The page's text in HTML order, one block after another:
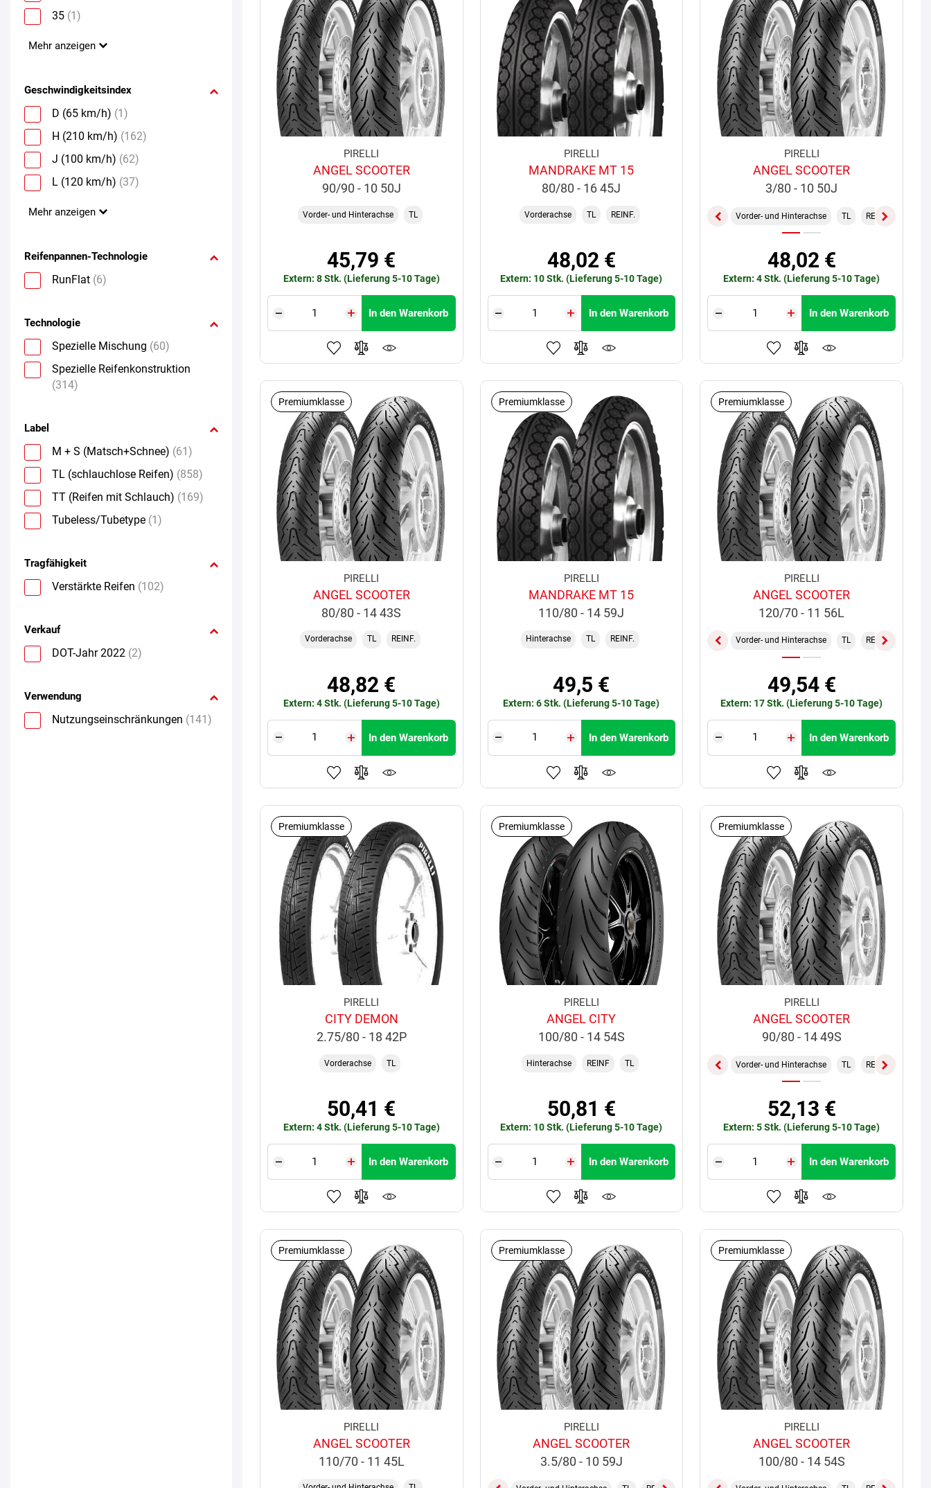
35 (1)
Mehr anzeigen
Geschwindigkeitsindex
D (65 km/h) (1)
H (210 km/h) (162)
J (100 km/h) (62)
L (120 km/h) (37)
Mehr anzeigen
Reifenpannen-Technologie
RunFlat (6)
Technologie
Spezielle Mischung (60)
Spezielle Reifenkonstruktion
(314)
Label
M + S (Matsch+Schnee) (61)
TL (schlauchlose Reifen) (858)
TT (Reifen mit Schlauch) (169)
Tubeless/Tubetype (1)
Tragfähigkeit
Verstärkte Reifen (102)
Verkauf
DOT-Jahr 2022 (2)
Verwendung
Nutzungseinschränkungen (141)
PIRELLI
ANGEL SCOOTER
90/90 - 10 50J
Vorder- und Hinterachse TL
45,79 €
Extern: 8 Stk. (Lieferung 5-10 Tage)
In den Warenkorb
PIRELLI
MANDRAKE MT 15
80/80 - 16 45J
Vorderachse TL REINF.
48,02 €
Extern: 10 Stk. (Lieferung 5-10 Tage)
In den Warenkorb
PIRELLI
ANGEL SCOOTER
3/80 - 10 50J
Vorder- und Hinterachse TL REINF.
48,02 €
Extern: 4 Stk. (Lieferung 5-10 Tage)
In den Warenkorb
Premiumklasse
PIRELLI
ANGEL SCOOTER
80/80 - 14 43S
Vorderachse TL REINF.
48,82 €
Extern: 4 Stk. (Lieferung 5-10 Tage)
In den Warenkorb
Premiumklasse
PIRELLI
MANDRAKE MT 15
110/80 - 14 59J
Hinterachse TL REINF.
49,5 €
Extern: 6 Stk. (Lieferung 5-10 Tage)
In den Warenkorb
Premiumklasse
PIRELLI
ANGEL SCOOTER
120/70 - 11 56L
Vorder- und Hinterachse TL REINF.
49,54 €
Extern: 17 Stk. (Lieferung 5-10 Tage)
In den Warenkorb
Premiumklasse
PIRELLI
CITY DEMON
2.75/80 - 18 42P
Vorderachse TL
50,41 €
Extern: 4 Stk. (Lieferung 5-10 Tage)
In den Warenkorb
Premiumklasse
PIRELLI
ANGEL CITY
100/80 - 14 54S
Hinterachse REINF TL
50,81 €
Extern: 10 Stk. (Lieferung 5-10 Tage)
In den Warenkorb
Premiumklasse
PIRELLI
ANGEL SCOOTER
90/80 - 14 49S
Vorder- und Hinterachse TL REINF.
52,13 €
Extern: 5 Stk. (Lieferung 5-10 Tage)
In den Warenkorb
Premiumklasse
PIRELLI
ANGEL SCOOTER
110/70 - 11 45L
Premiumklasse
PIRELLI
ANGEL SCOOTER
3.5/80 - 10 59J
Premiumklasse
PIRELLI
ANGEL SCOOTER
100/80 - 14 54S